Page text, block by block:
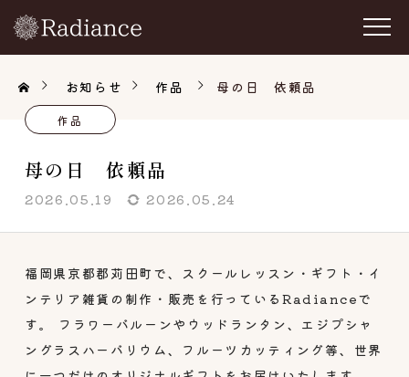
お知らせ 作品 母の日 依頼品
作品
母の日 依頼品
2026.05.19 2026.05.24
福岡県京都郡苅田町で、スクールレッスン・ギフト・イ
ンテリア雑貨の制作・販売を行っているRadianceで
す。 フラワーバルーンやウッドランタン、エジプシャ
ングラスハーバリウム、フルーツカッティング等、世界